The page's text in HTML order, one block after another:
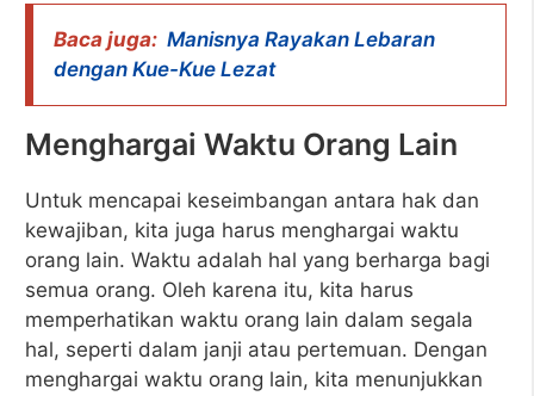
Baca juga: Manisnya Rayakan Lebaran
dengan Kue-Kue Lezat
Menghargai Waktu Orang Lain
Untuk mencapai keseimbangan antara hak dan
kewajiban, kita juga harus menghargai waktu
orang lain. Waktu adalah hal yang berharga bagi
semua orang. Oleh karena itu, kita harus
memperhatikan waktu orang lain dalam segala
hal, seperti dalam janji atau pertemuan. Dengan
menghargai waktu orang lain, kita menunjukkan